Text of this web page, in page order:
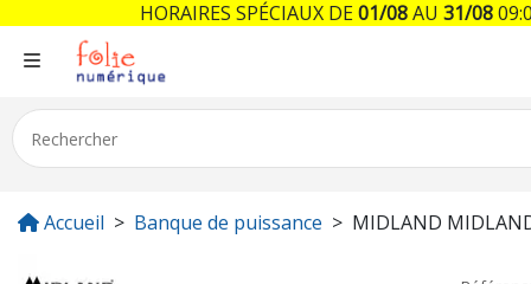
Accueil Banque de puissance MIDLAND
HORAIRES SPÉCIAUX DE01/08AU 31/08